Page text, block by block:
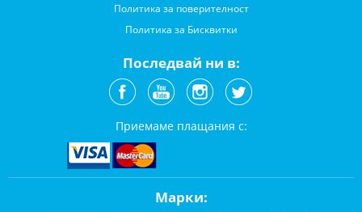
Политика за поверителност
Политика за Бисквитки
Последвай ни в:
Приемаме плащания с:
Марки: